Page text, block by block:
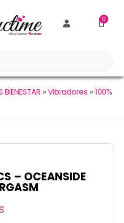
0
BIENESTAR »Vibradores »100%
– OCEANSIDE